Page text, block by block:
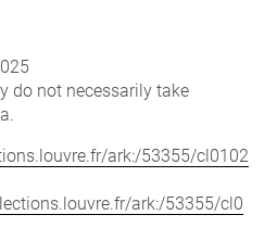
do not necessarily take
ark:/53355/cl0102
ark:/53355/cl0